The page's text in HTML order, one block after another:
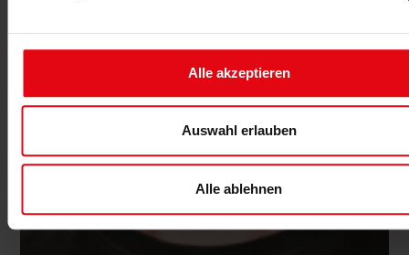
Alle akzeptieren
Auswahl erlauben
Alle ablehnen